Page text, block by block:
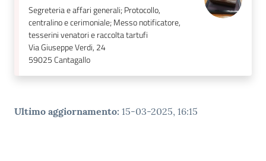
Segreteria e affari generali; Protocollo,
centralino e cerimoniale; Messo notificatore,
tesserini venatori e raccolta tartufi
Via Giuseppe Verdi, 24
59025Cantagallo
Ultimo aggiornamento: 15-03-2025, 16:15